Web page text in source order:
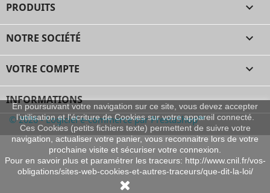
PRODUITS 
NOTRE SOCIÉTÉ 
VOTRE COMPTE 
En poursuivant votre navigation sur ce site, vous devez accepter
l’utilisation et l'écriture de Cookies sur votre appareil connecté.
Ces Cookies (petits fichiers texte) permettent de suivre votre
navigation, actualiser votre panier, vous reconnaitre lors de votre
prochaine visite et sécuriser votre connexion.
Pour en savoir plus et paramétrer les traceurs: http://www.cnil.fr/vos-
obligations/sites-web-cookies-et-autres-traceurs/que-dit-la-loi/
INFORMATIONS
© 2026 - Logiciel e-commerce par PrestaShop™